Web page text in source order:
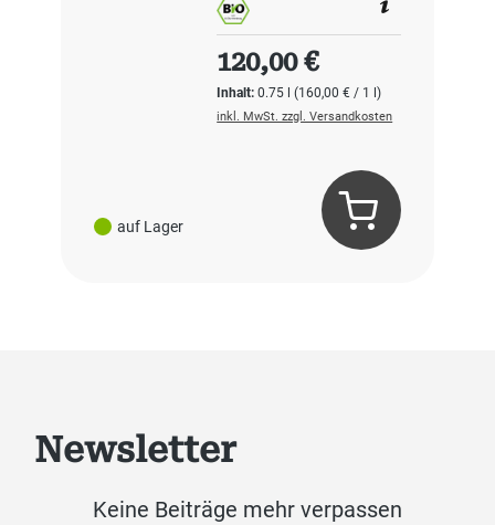
auf Lager
Inhalt:0.75 l(160,00 € / 1 l)
Regulärer Preis:
120,00 €
inkl. MwSt. zzgl. Versandkosten
Newsletter
Keine Beiträge mehr verpassen